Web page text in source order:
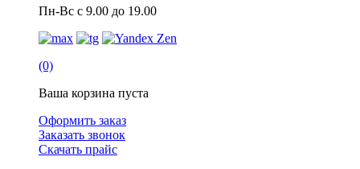
Пн-Вс с 9.00 до 19.00
(0)
Ваша корзина пуста
Оформить заказ
Заказать звонок
Скачать прайс